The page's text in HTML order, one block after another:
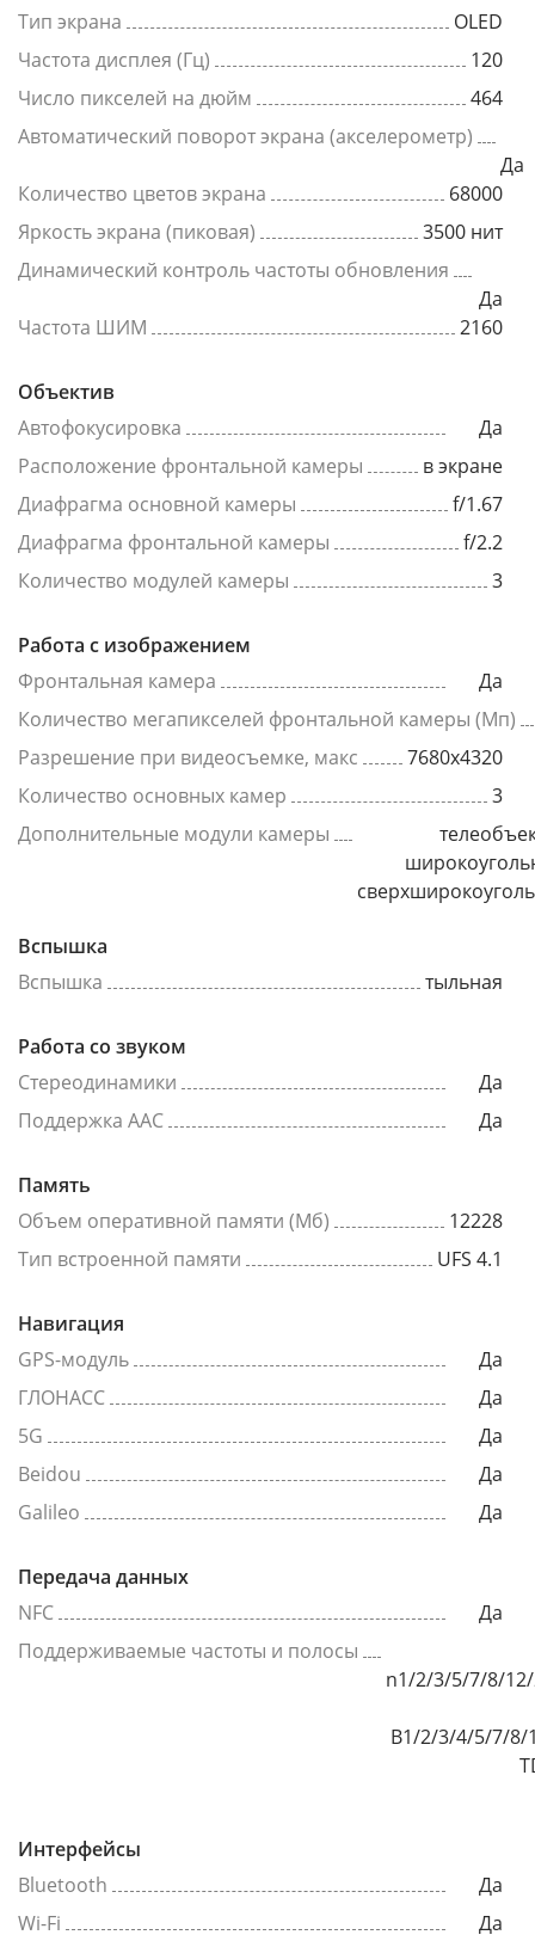
Тип экрана
OLED
Частота дисплея (Гц)
120
Число пикселей на дюйм
464
Автоматический поворот экрана (акселерометр)
Да
Количество цветов экрана
68000
Яркость экрана (пиковая)
3500 нит
Динамический контроль частоты обновления
Да
Частота ШИМ
2160
Объектив
Автофокусировка
Да
Расположение фронтальной камеры
в экране
Диафрагма основной камеры
f/1.67
Диафрагма фронтальной камеры
f/2.2
Количество модулей камеры
3
Работа с изображением
Фронтальная камера
Да
Количество мегапикселей фронтальной камеры (Мп)
Разрешение при видеосъемке, макс
7680x4320
Количество основных камер
3
Дополнительные модули камеры
Вспышка
Вспышка
тыльная
Работа со звуком
Стереодинамики
Да
Поддержка AAC
Да
Память
Объем оперативной памяти (Мб)
12228
Тип встроенной памяти
UFS 4.1
Навигация
GPS-модуль
Да
ГЛОНАСС
Да
5G
Да
Beidou
Да
Galileo
Да
Передача данных
NFC
Да
Поддерживаемые частоты и полосы
n1/2/3/5/7/8/
B1/2/3/4/5/7/8/
Интерфейсы
Bluetooth
Да
Wi-Fi
Да